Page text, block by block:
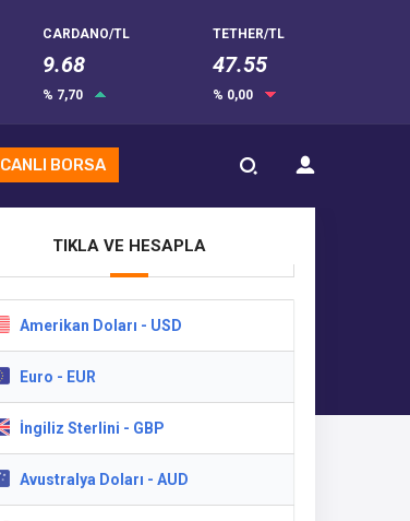
CARDANO/TL
9.68
% 7,70
TETHER/TL
47.55
% 0,00
CANLI BORSA
TIKLA VE HESAPLA
Amerikan Doları - USD
Euro - EUR
İngiliz Sterlini - GBP
Avustralya Doları - AUD